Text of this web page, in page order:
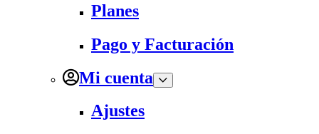
Planes
Pago y Facturación
Mi cuenta
Ajustes